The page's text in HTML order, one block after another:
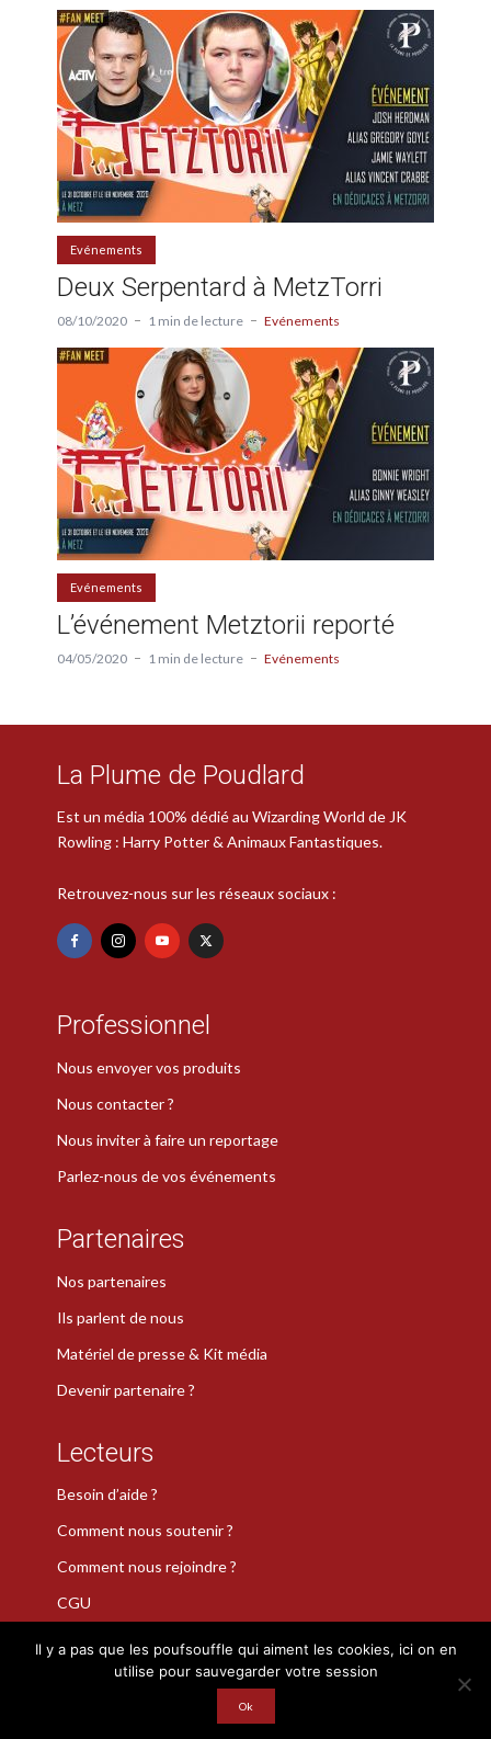
Evénements
Deux Serpentard à MetzTorri
08/10/2020 1 min de lecture Evénements
Evénements
L’événement Metztorii reporté
04/05/2020 1 min de lecture Evénements
La Plume de Poudlard
Est un média 100% dédié au Wizarding World de JK
Rowling : Harry Potter & Animaux Fantastiques.
Retrouvez-nous sur les réseaux sociaux :
Professionnel
Nous envoyer vos produits
Nous contacter ?
Nous inviter à faire un reportage
Parlez-nous de vos événements
Partenaires
Nos partenaires
Ils parlent de nous
Matériel de presse & Kit média
Devenir partenaire ?
Lecteurs
Besoin d’aide ?
Comment nous soutenir ?
Comment nous rejoindre ?
CGU
La Plume de Poudlard est une marque déposée · Copyright 2026
· Tous droits réservés
Il y a pas que les poufsouffle qui aiment les cookies, ici on en
utilise pour sauvegarder votre session
Ok